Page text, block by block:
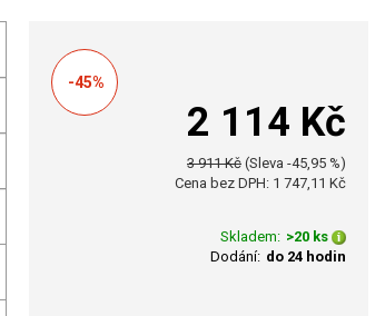
-45%
2 114 Kč
3 911 Kč (Sleva -45,95 %)
Cena bez DPH: 1 747,11 Kč
Skladem: >20 ks
Dodání: do 24 hodin